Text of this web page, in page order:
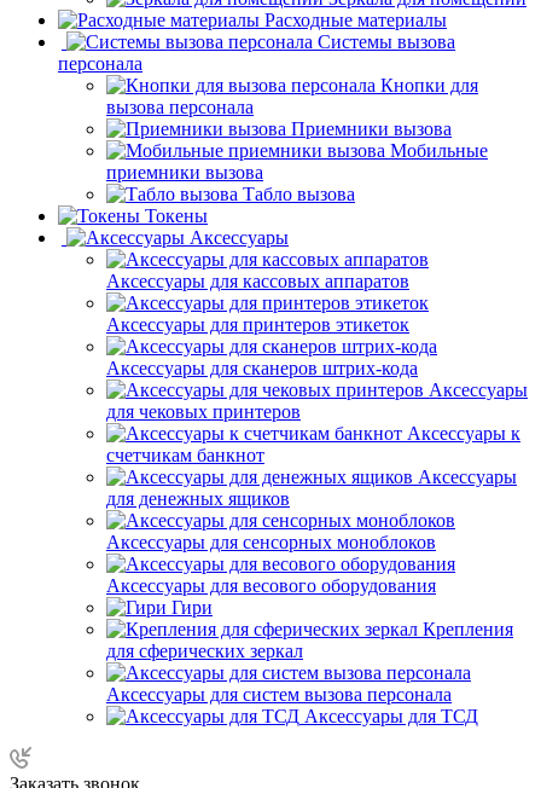
Расходные материалы
Системы вызова
персонала
Кнопки для
вызова персонала
Приемники вызова
Мобильные
приемники вызова
Табло вызова
Токены
Аксессуары
Аксессуары для кассовых аппаратов
Аксессуары для принтеров этикеток
Аксессуары для сканеров штрих-кода
Аксессуары
для чековых принтеров
Аксессуары к
счетчикам банкнот
Аксессуары
для денежных ящиков
Аксессуары для сенсорных моноблоков
Аксессуары для весового оборудования
Гири
Крепления
для сферических зеркал
Аксессуары для систем вызова персонала
Аксессуары для ТСД
Заказать звонок